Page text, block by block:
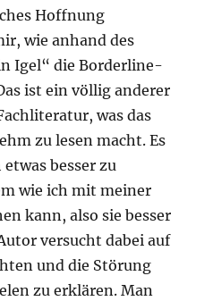
Hoffnung
wie anhand des
Igel“ die Borderline-
ist ein völlig anderer
was das
zu lesen macht. Es
besser zu
wie ich mit meiner
kann, also sie besser
versucht dabei auf
und die Störung
zu erklären. Man